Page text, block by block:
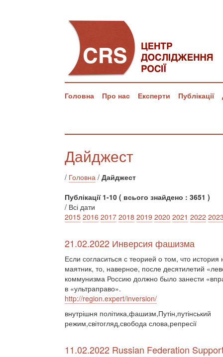
Головна Про нас Експерти Публікації
Дайджест
/ Головна / Дайджест
Публікації 1-10 ( всього знайдено : 3651 )
/ Всі дати
2015 2016 2017 2018 2019 2020 2021 2022
21.02.2022 Инверсия фашизма
Если согласиться с теорией о том, что
маятник, то, наверное, после десятилетий
коммунизма Россию должно было занести
в «ультраправо».
http://region.expert/inversion/
внутрішня політика,фашизм,Путін,путінський
режим,світогляд,свобода слова,репресії
11.02.2022 Russian Federation